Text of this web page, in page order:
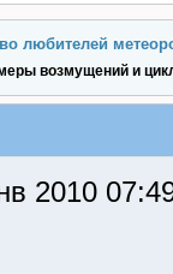
любителей
возмущений и
2010